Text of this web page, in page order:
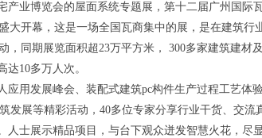
产业博览会的屋面系统专题展，第十二届广州国际
大开幕，这是一场全国瓦商集中的展，是在建筑行
，同期展览面积超23万平方米， 300多家建筑建材
10多万人次。
用发展峰会、装配式建筑pc构件生产过程工艺体
发展等精彩活动，40多位专家分享行业干货、交流
士展示精品项目，与台下观众迸发智慧火花，尽